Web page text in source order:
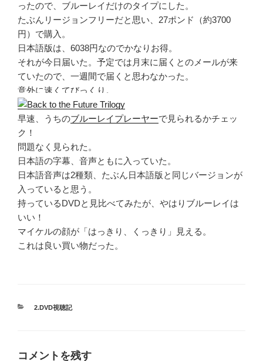
ったので、ブルーレイだけのタイプにした。
たぶんリージョンフリーだと思い、27ポンド（約3700
円）で購入。
日本語版は、6038円なのでかなりお得。
それが今日届いた。予定では月末に届くとのメールが来
ていたので、一週間で届くと思わなかった。
意外に速くてびっくり。
早速、うちのブルーレイプレーヤーで見られるかチェッ
ク！
問題なく見られた。
日本語の字幕、音声ともに入っていた。
日本語音声は2種類、たぶん日本語版と同じバージョンが
入っていると思う。
持っているDVDと見比べてみたが、やはりブルーレイは
いい！
マイケルの顔が「はっきり、くっきり」見える。
これは良い買い物だった。
カ
2.DVD視聴記
コメントを残す